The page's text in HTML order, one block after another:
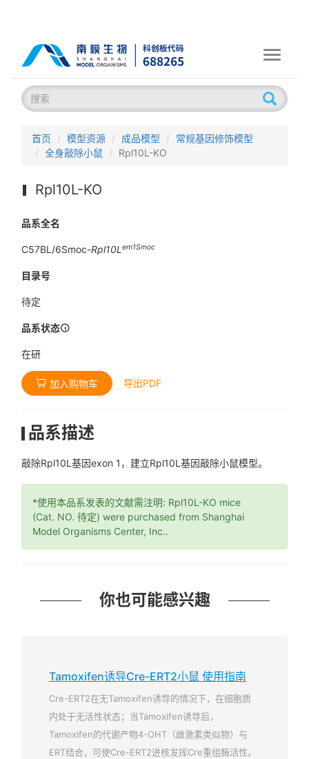
Toggle
首页 模型资源 成品模型
常规基因修饰模型
全身敲除小鼠
Rpl10L-KO
Rpl10L-KO
品系全名
C57BL/6Smoc-Rpl10Lem1Smoc
目录号
待定
品系状态
在研
加入购物车 导出PDF
品系描述
敲除Rpl10L基因exon 1，建立Rpl10L基因敲除小鼠模型。
*使用本品系发表的文献需注明: Rpl10L-KO mice
(Cat. NO. 待定) were purchased from Shanghai
Model Organisms Center, Inc..
你也可能感兴趣
Tamoxifen诱导Cre-ERT2小鼠 使用指南
Cre-ERT2在无Tamoxifen诱导的情况下，在细胞质
内处于无活性状态；当Tamoxifen诱导后，
Tamoxifen的代谢产物4-OHT（雌激素类似物）与
ERT结合，可使Cre-ERT2进核发挥Cre重组酶活性。